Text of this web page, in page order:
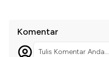
Komentar
Tulis Komentar Anda...